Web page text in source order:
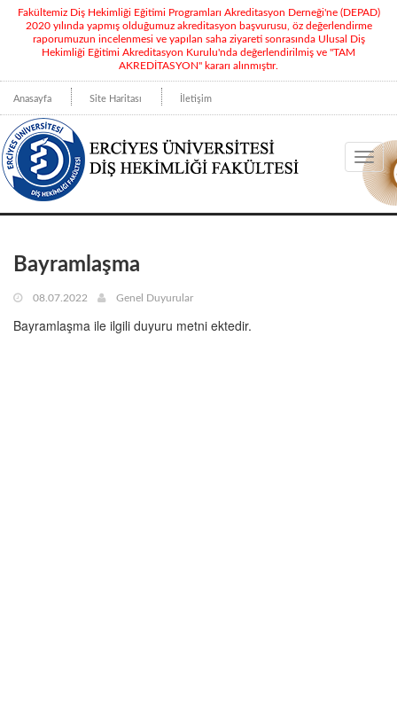
Fakültemiz Diş Hekimliği Eğitimi Programları Akreditasyon Derneği'ne (DEPAD)
2020 yılında yapmış olduğumuz akreditasyon başvurusu, öz değerlendirme
raporumuzun incelenmesi ve yapılan saha ziyareti sonrasında Ulusal Diş
Hekimliği Eğitimi Akreditasyon Kurulu'nda değerlendirilmiş ve "TAM
AKREDİTASYON" kararı alınmıştır.
Anasayfa Site Haritası İletişim
Bayramlaşma
08.07.2022 Genel Duyurular
Bayramlaşma ile ilgili duyuru metni ektedir.